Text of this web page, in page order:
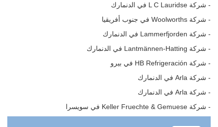
- شركة L C Lauridse في الدنمارك
- شركة Woolworths في جنوب أفريقيا
- شركة Lammerfjorden في الدنمارك
- شركة Lantmännen-Hatting في الدنمارك
- شركة HB Refrigeración في بيرو
- شركة Arla في الدنمارك
- شركة Arla في الدنمارك
- شركة Keller Fruechte & Gemuese في سويسرا